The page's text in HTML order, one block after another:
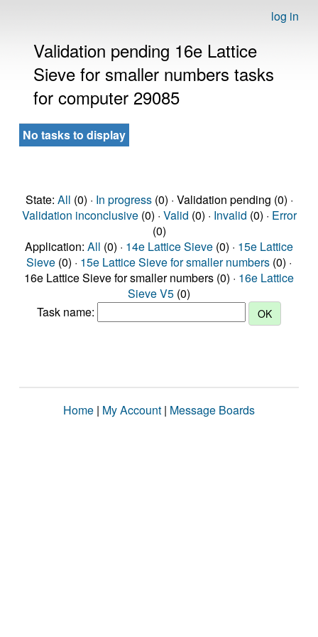
log in
Validation pending 16e Lattice
Sieve for smaller numbers tasks
for computer 29085
No tasks to display
State: All (0) · In progress(0) · Validation pending (0) ·
Validation inconclusive(0) · Valid (0) · Invalid (0) · Error
(0)
Application: All (0) · 14e Lattice Sieve (0) · 15e Lattice
Sieve (0) · 15e Lattice Sieve for smaller numbers (0) ·
16e Lattice Sieve for smaller numbers (0) · 16e Lattice
Sieve V5 (0)
Task name:
Home | My Account | Message Boards